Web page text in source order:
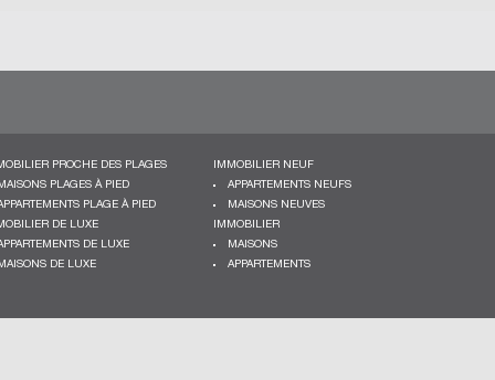
PROCHE DES PLAGES
MAISONS PLAGES À PIED
PLAGE À PIED
IMMOBILIER NEUF
APPARTEMENTS NEUFS
MAISONS NEUVES
DE LUXE
DE LUXE
MAISONS DE LUXE
IMMOBILIER
MAISONS
APPARTEMENTS